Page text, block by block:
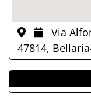
Via
47814,